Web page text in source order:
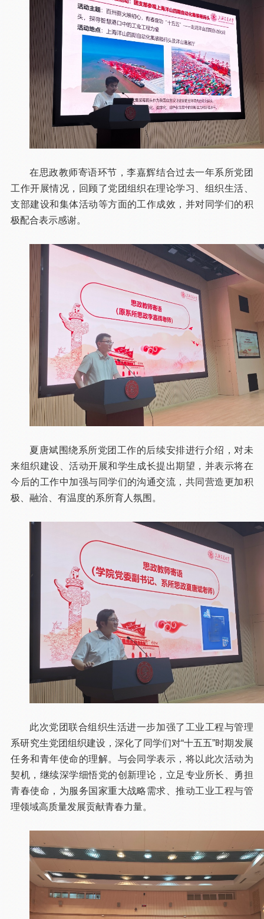
在思政教师寄语环节，李嘉辉结合过去一年系所党团
工作开展情况，回顾了党团组织在理论学习、组织生活、
支部建设和集体活动等方面的工作成效，并对同学们的积
极配合表示感谢。
夏唐斌围绕系所党团工作的后续安排进行介绍，对未
来组织建设、活动开展和学生成长提出期望，并表示将在
今后的工作中加强与同学们的沟通交流，共同营造更加积
极、融洽、有温度的系所育人氛围。
此次党团联合组织生活进一步加强了工业工程与管理
系研究生党团组织建设，深化了同学们对“十五五”时期发展
任务和青年使命的理解。与会同学表示，将以此次活动为
契机，继续深学细悟党的创新理论，立足专业所长、勇担
青春使命，为服务国家重大战略需求、推动工业工程与管
理领域高质量发展贡献青春力量。